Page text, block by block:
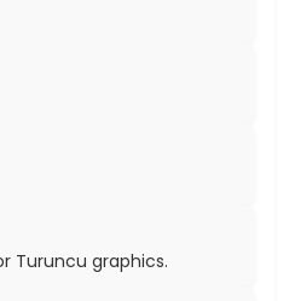
Turuncu graphics.